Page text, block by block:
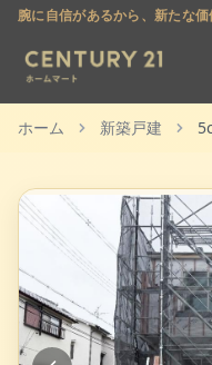
腕に自信があるから、新たな価
ホーム 新築戸建